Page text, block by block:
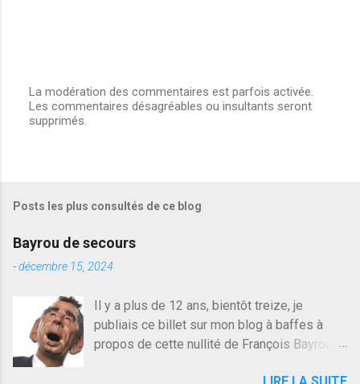
E
n
t
e
r
u
m
m
e
n
La modération des commentaires est parfois activée.
Les commentaires désagréables ou insultants seront
supprimés.
Posts les plus consultés de ce blog
Bayrou de secours
-décembre 15, 2024
Il y a plus de 12 ans, bientôt treize, je
publiais ce billet sur mon blog à baffes à
propos de cette nullité de François Bayrou. Il